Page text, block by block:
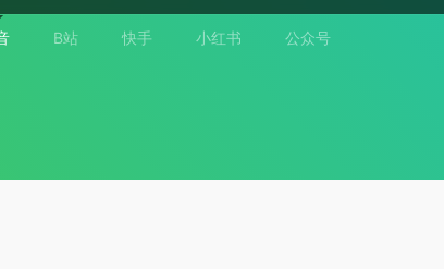
B站 快手 小红书 公众号